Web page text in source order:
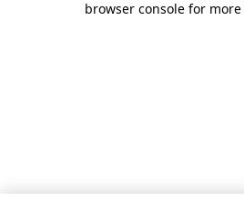
browser console for